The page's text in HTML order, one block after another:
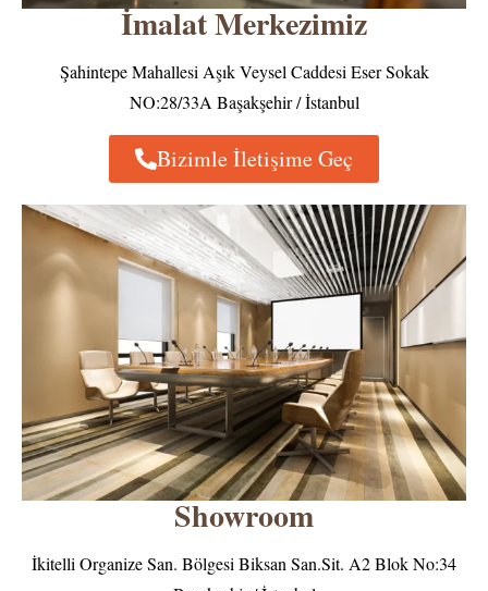
İmalat Merkezimiz
Şahintepe Mahallesi Aşık Veysel Caddesi Eser Sokak
NO:28/33A Başakşehir / İstanbul
Bizimle İletişime Geç
Showroom
İkitelli Organize San. Bölgesi Biksan San.Sit. A2 Blok No:34